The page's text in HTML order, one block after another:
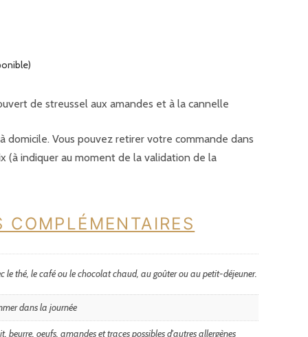
de streussel aux amandes et à la cannelle
domicile. Vous pouvez retirer votre commande dans
(à indiquer au moment de la validation de la
COMPLÉMENTAIRES
le thé, le café ou le chocolat chaud, au goûter ou au petit-déjeuner.
dans la journée
beurre, oeufs, amandes et traces possibles d'autres allergènes